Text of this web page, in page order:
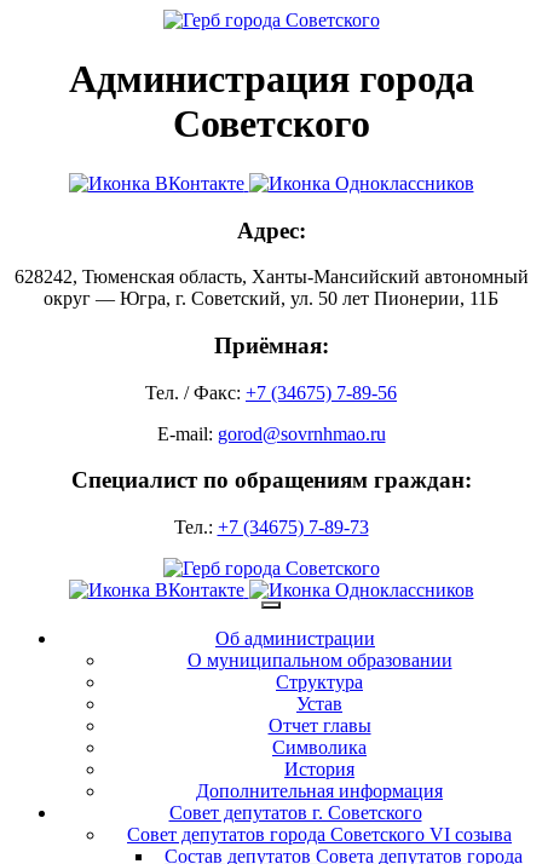
Администрация города
Советского
Адрес:
628242, Тюменская область, Ханты-Мансийский автономный
округ — Югра, г. Советский, ул. 50 лет Пионерии, 11Б
Приёмная:
Тел. / Факс: +7 (34675) 7-89-56
E-mail: gorod@sovrnhmao.ru
Специалист по обращениям граждан:
Тел.: +7 (34675) 7-89-73
Об администрации
О муниципальном образовании
Структура
Устав
Отчет главы
Символика
История
Дополнительная информация
Совет депутатов г. Советского
Совет депутатов города Советского VI созыва
Состав депутатов Совета депутатов города